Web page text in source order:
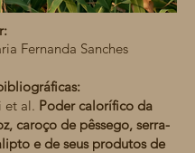
Fernanda Sanches
et al. Poder calorífico da
caroço de pêssego, serra-
e de seus produtos de